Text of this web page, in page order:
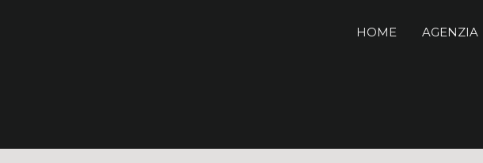
HOME AGENZIA